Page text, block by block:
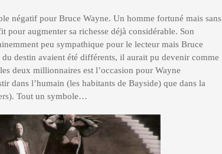
négatif pour Bruce Wayne. Un homme fortuné mais sans
pour augmenter sa richesse déjà considérable. Son
peu sympathique pour le lecteur mais Bruce
destin avaient été différents, il aurait pu devenir comme
deux millionnaires est l’occasion pour Wayne
dans l’humain (les habitants de Bayside) que dans la
Tout un symbole…